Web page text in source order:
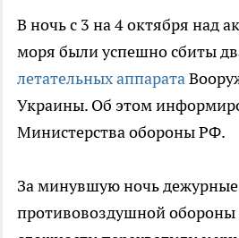
В ночь с 3 на 4 октября над
моря были успешно сбиты
летательных аппарата
Украины. Об этом
Министерства обороны РФ.
За минувшую ночь дежурные
противовоздушной